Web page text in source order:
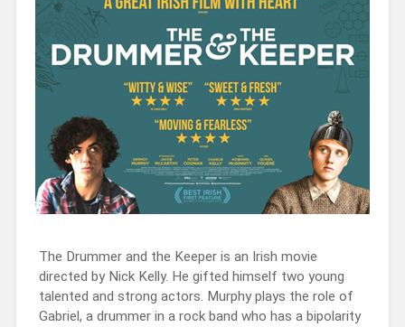
The Drummer and the Keeper is an Irish movie
directed by Nick Kelly. He gifted himself two young
talented and strong actors. Murphy plays the role of
Gabriel, a drummer in a rock band who has a bipolarity